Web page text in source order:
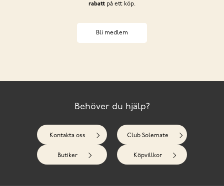
rabattpå ett köp.
Bli medlem
Behöver du hjälp?
Kontakta oss Club Solemate
Butiker Köpvillkor